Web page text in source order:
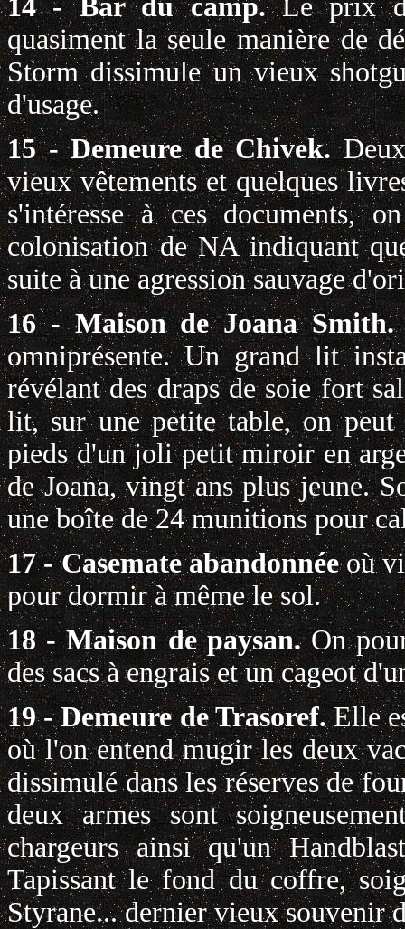
14 - Bar du camp.Le prix
quasiment la seule manière de
Storm dissimule un vieux
d'usage.
15 - Demeure de Chivek.
vieux vêtements et quelques
s'intéresse à ces documents,
colonisation de NA indiquant
suite à une agression sauvage
16 - Maison de Joana
omniprésente. Un grand lit
révélant des draps de soie fort
lit, sur une petite table, on peut
pieds d'un joli petit miroir en
de Joana, vingt ans plus jeune.
une boîte de 24 munitions pour
17 - Casemate abandonnéeoù
pour dormir à même le sol.
18 - Maison de paysan.On
des sacs à engrais et un cageot
19 - Demeure de Trasoref.Elle
où l'on entend mugir les deux
dissimulé dans les réserves de
deux armes sont
chargeurs ainsi qu'un
Tapissant le fond du coffre,
Styrane... dernier vieux souvenir